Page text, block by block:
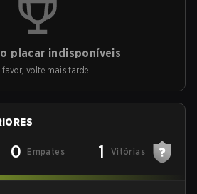
placar indisponíveis
favor, volte mais tarde
0 Empates 1 Vitórias